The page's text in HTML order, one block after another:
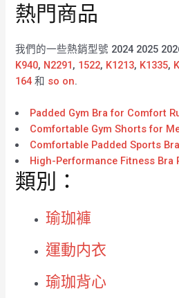
熱門商品
我們的一些熱銷型號 2024 2025
K940, N2291, 1522, K1213, K1335,
164 和 so on.
Padded Gym Bra for Comfort
Comfortable Gym Shorts for
Comfortable Padded Sports
High-Performance Fitness Bra
類別：
瑜珈褲
運動内衣
瑜珈背心